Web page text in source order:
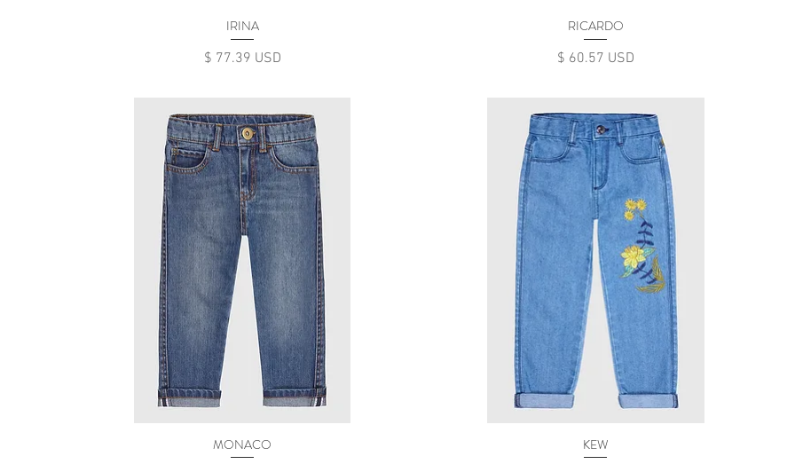
IRINA
Цена
$ 77.39 USD
RICARDO
Цена
$ 60.57 USD
MONACO
KEW